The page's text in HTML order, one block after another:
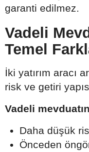
garanti edilmez.
Vadeli
Temel
İki yatırım aracı
risk ve getiri
Vadeli
Daha düşük
Önceden